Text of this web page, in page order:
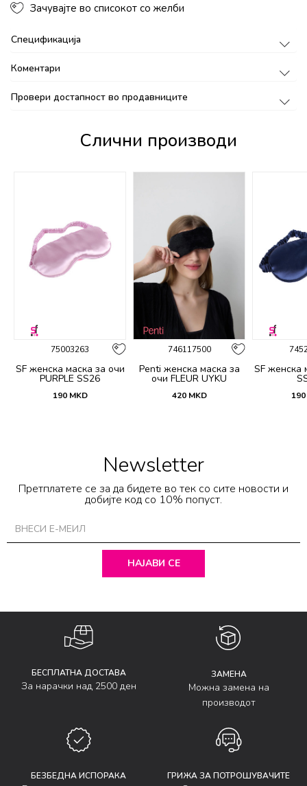
Зачувајте во списокот со желби
Спецификација
Коментари
Провери достапност во продавниците
Слични производи
75003263
SF женска маска за очи
PURPLE SS26
190 MKD
746117500
Penti женска маска за
очи FLEUR UYKU
420 MKD
SF женска
190
Newsletter
Претплатете се за да бидете во тек со сите новости и
добијте код со 10% попуст.
НАЈАВИ СЕ
БЕСПЛАТНА ДОСТАВА
За нарачки над 2500 ден
ЗАМЕНА
Можна замена на
производот
БЕЗБЕДНА ИСПОРАКА ГРИЖА ЗА ПОТРОШУВАЧИТЕ